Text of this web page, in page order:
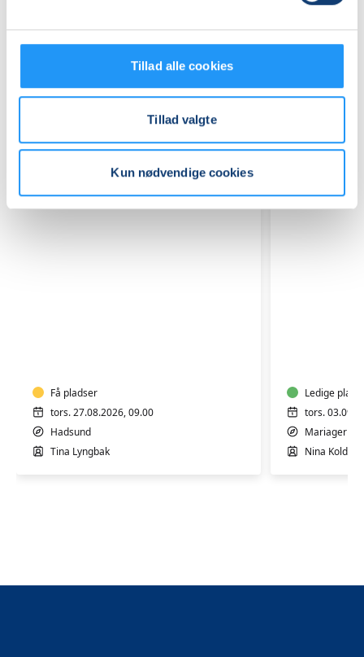
Tillad alle cookies
Tillad valgte
Kun nødvendige cookies
Relaterede hold
Få pladser
tors. 27.08.2026, 09.00
Hadsund
Tina Lyngbak
Ledige
tors.
Mariager
Nina Kolditz